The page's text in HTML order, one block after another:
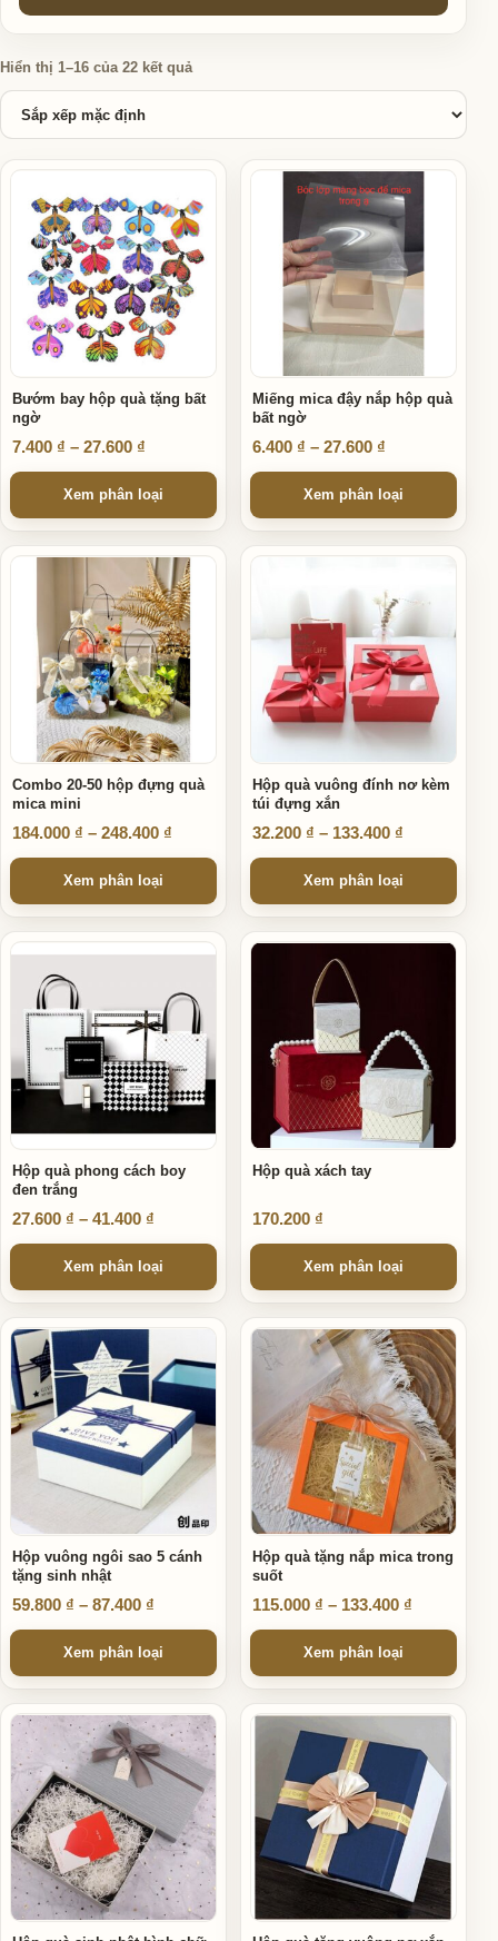
Danh sách sản phẩm
Hiển thị 1–16 của 22 kết quả
Bướm bay hộp quà tặng bất
ngờ
7.400 ₫ – 27.600 ₫ Khoảng giá: từ 7.400 ₫ đến 27.600 ₫
Xem phân loại
Sản phẩm này có nhiều biến thể. Các tùy chọn có thể được
Miếng mica đậy nắp hộp quà
bất ngờ
6.400 ₫ – 27.600 ₫
Xem phân loại
Sản phẩm này có nhiều biến
Combo 20-50 hộp đựng quà
mica mini
184.000 ₫ – 248.400 ₫ Khoảng giá: từ 184.000 ₫ đến 248.400 ₫
Xem phân loại
Sản phẩm này có nhiều biến thể. Các tùy chọn có thể được
Hộp quà vuông đính nơ kèm
túi đựng xắn
32.200 ₫ – 133.400 ₫
Xem phân loại
Hộp quà phong cách boy
đen trắng
27.600 ₫ – 41.400 ₫ Khoảng giá: từ 27.600 ₫ đến 41.400 ₫
Xem phân loại
Sản phẩm này có nhiều biến thể. Các tùy chọn có thể được
Hộp quà xách tay
170.200 ₫
Xem phân loại
Sản phẩm này có nhiều biến
Hộp vuông ngôi sao 5 cánh
tặng sinh nhật
59.800 ₫ – 87.400 ₫ Khoảng giá: từ 59.800 ₫ đến 87.400 ₫
Xem phân loại
Sản phẩm này có nhiều biến thể. Các tùy chọn có thể được
Hộp quà tặng nắp mica trong
suốt
115.000 ₫ – 133.400 ₫
Xem phân loại
Sản phẩm này có nhiều biến
Sản phẩm này có nhiều biến thể. Các tùy chọn có thể được
Sản phẩm này có nhiều biến